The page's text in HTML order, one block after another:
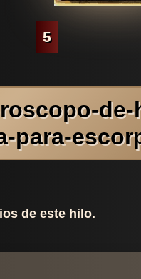
5
de-
para-
de este hilo.